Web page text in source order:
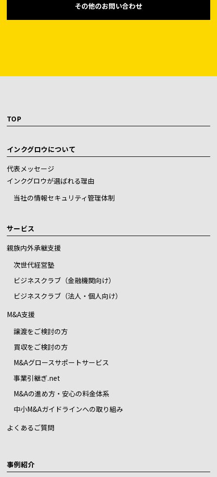
その他のお問い合わせ
TOP
インクグロウについて
代表メッセージ
インクグロウが選ばれる理由
当社の情報セキュリティ管理体制
サービス
親族内外承継支援
次世代経営塾
ビジネスクラブ（金融機関向け）
ビジネスクラブ（法人・個人向け）
M&A支援
譲渡をご検討の方
買収をご検討の方
M&Aグロースサポートサービス
事業引継ぎ.net
M&Aの進め方・安心の料金体系
中小M&Aガイドラインへの取り組み
よくあるご質問
事例紹介